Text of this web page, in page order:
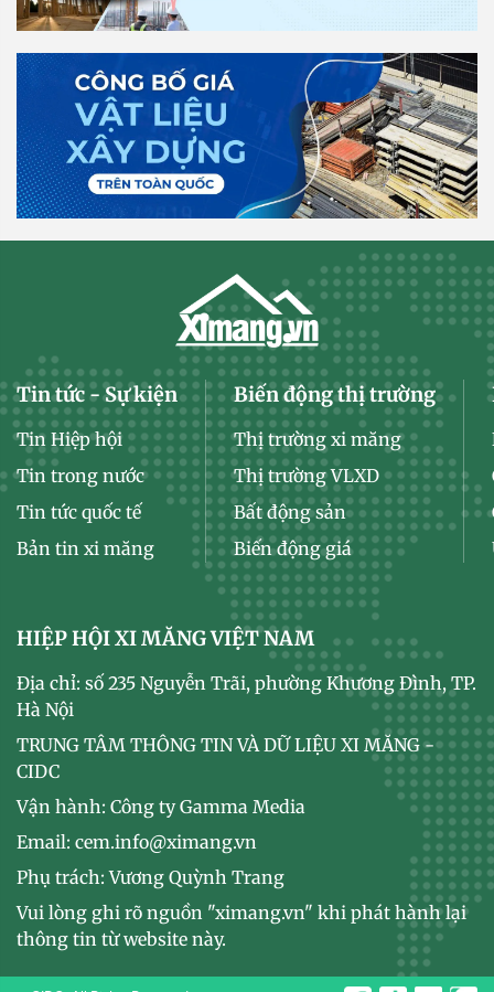
Tin tức - Sự kiện
Tin Hiệp hội
Tin trong nước
Tin tức quốc tế
Bản tin xi măng
Biến động thị trường
Thị trường xi măng
Thị trường VLXD
Bất động sản
Biến động giá
HIỆP HỘI XI MĂNG VIỆT NAM
Địa chỉ: số 235 Nguyễn Trãi, phường Khương Đình, TP.
Hà Nội
TRUNG TÂM THÔNG TIN VÀ DỮ LIỆU XI MĂNG -
CIDC
Vận hành: Công ty Gamma Media
Email: cem.info@ximang.vn
Phụ trách: Vương Quỳnh Trang
Vui lòng ghi rõ nguồn "ximang.vn" khi phát hành lại
thông tin từ website này.